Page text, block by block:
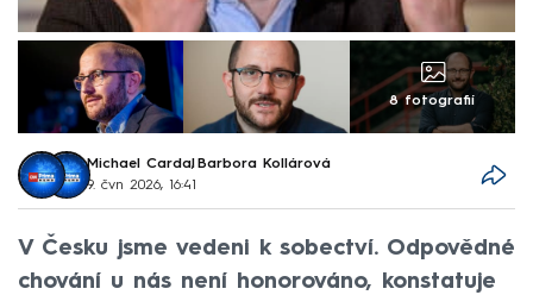
8 fotografií
Michael Cardal, Barbora Kollárová
9. čvn 2026, 16:41
V Česku jsme vedeni k sobectví. Odpovědné
chování u nás není honorováno, konstatuje